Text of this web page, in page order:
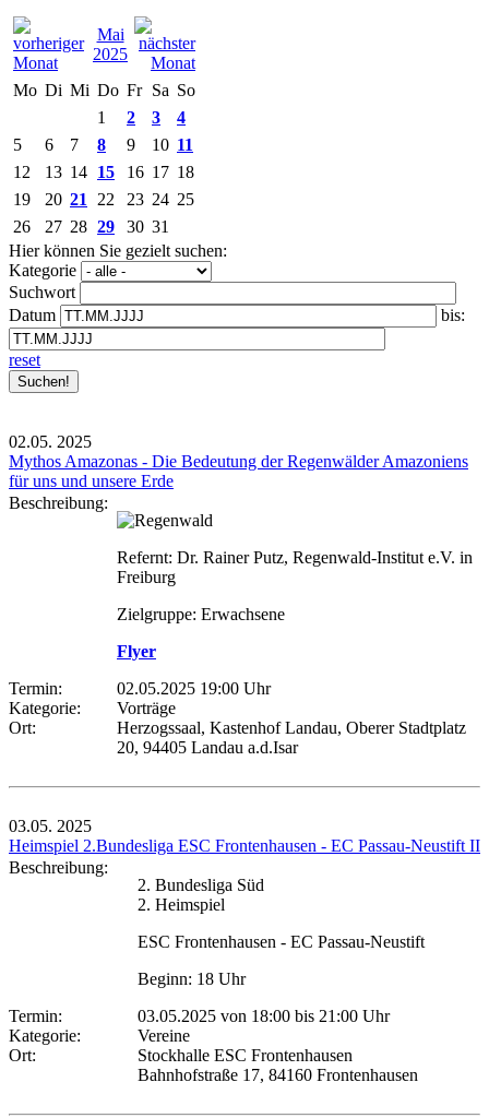
Mai
2025
Mo Di Mi Do Fr Sa So
1
2 3
4
5
6 7 8 9 10 11
12
13 14 15 16 17 18
19
20 21 22 23 24 25
26
27 28 29 30 31
Hier können Sie gezielt suchen:
Kategorie
Suchwort
Datum
bis:
reset
02.05. 2025
Mythos Amazonas - Die Bedeutung der Regenwälder Amazoniens
für uns und unsere Erde
Beschreibung:
Refernt: Dr. Rainer Putz, Regenwald-Institut e.V. in
Freiburg
Zielgruppe: Erwachsene
Flyer
Termin:
02.05.2025 19:00 Uhr
Kategorie:
Vorträge
Ort:
Herzogssaal, Kastenhof Landau, Oberer Stadtplatz
20, 94405 Landau a.d.Isar
03.05. 2025
Heimspiel 2.Bundesliga ESC Frontenhausen - EC Passau-Neustift II
Beschreibung:
2. Bundesliga Süd
2. Heimspiel
ESC Frontenhausen - EC Passau-Neustift
Beginn: 18 Uhr
Termin:
03.05.2025 von 18:00 bis 21:00 Uhr
Kategorie:
Vereine
Ort:
Stockhalle ESC Frontenhausen
Bahnhofstraße 17, 84160 Frontenhausen